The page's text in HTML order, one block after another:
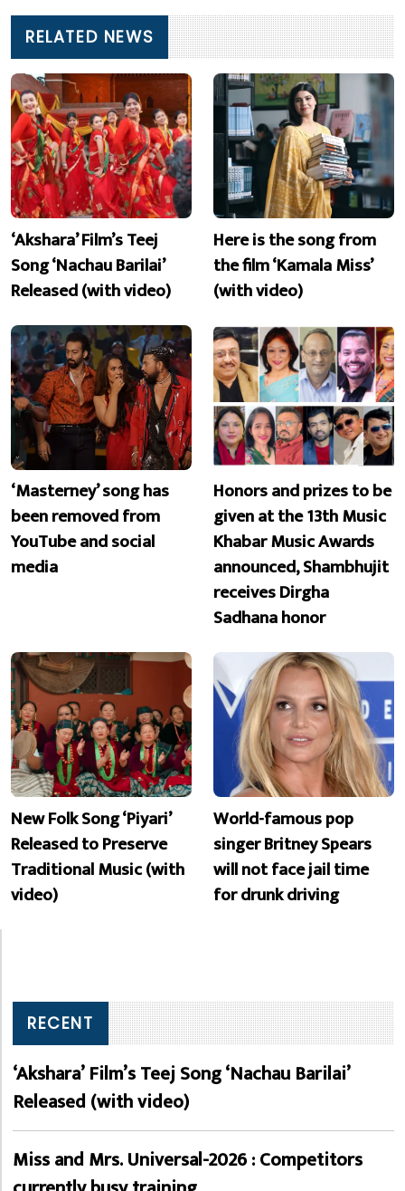
RELATED NEWS
‘Akshara’ Film’s Teej
Song ‘Nachau Barilai’
Released (with video)
Here is the song from
the film ‘Kamala Miss’
(with video)
‘Masterney’ song has
been removed from
YouTube and social
media
Honors and prizes to be
given at the 13th Music
Khabar Music Awards
announced, Shambhujit
receives Dirgha
Sadhana honor
New Folk Song ‘Piyari’
Released to Preserve
Traditional Music (with
video)
World-famous pop
singer Britney Spears
will not face jail time
for drunk driving
RECENT
‘Akshara’ Film’s Teej Song ‘Nachau Barilai’
Released (with video)
Miss and Mrs. Universal-2026 : Competitors